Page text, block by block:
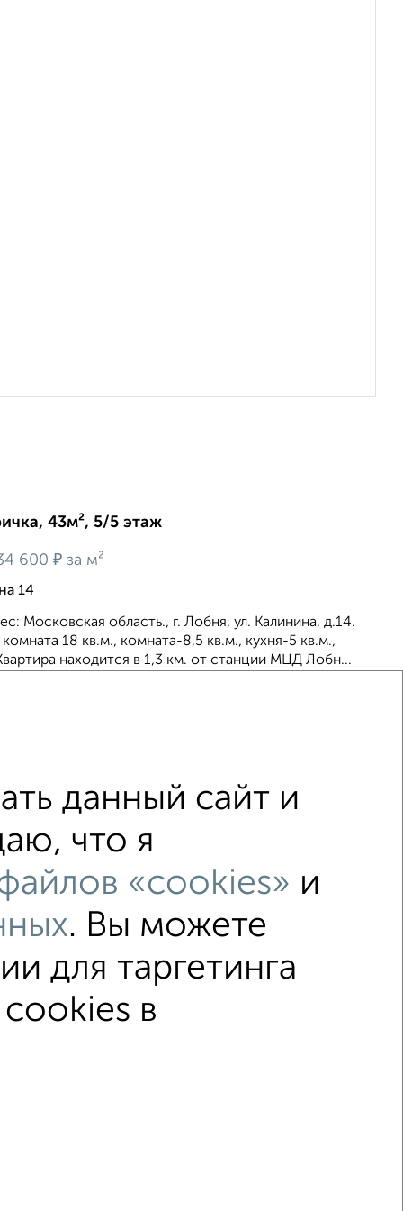
43м², 5/5 этаж
600 ₽ за м²
14
Московская область., г. Лобня, ул. Калинина, д.14.
18 кв.м., комната-8,5 кв.м., кухня-5 кв.м.,
находится в 1,3 км. от станции МЦД Лобн...
не последний этаж
Вторичное жилье
50 м²
↑ НАВЕРХ К МЕНЮ
данный сайт и
что я
«cookies» и
. Вы можете
для таргетинга
в